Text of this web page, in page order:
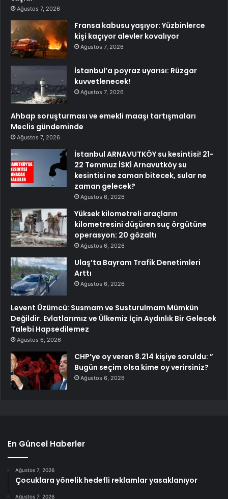
Ağustos 7, 2026
Fransa kabusu yaşıyor: Yüzbinlerce
kişi kaçıyor alevler kovalıyor
Ağustos 7, 2026
İstanbul’a poyraz uyarısı: Rüzgar
kuvvetlenecek!
Ağustos 7, 2026
Ahbap soruşturması ve emekli maaşı tartışmaları
Meclis gündeminde
Ağustos 7, 2026
İstanbul ARNAVUTKÖY su kesintisi! 21-
22 Temmuz İSKİ Arnavutköy su
kesintisi ne zaman bitecek, sular ne
zaman gelecek?
Ağustos 6, 2026
Yüksek kilometreli araçların
kilometresini düşüren suç örgütüne
operasyon: 20 gözaltı
Ağustos 6, 2026
Ulaş’ta Bayram Trafik Denetimleri
Arttı
Ağustos 6, 2026
Levent Üzümcü: Susmam ve Susturulmam Mümkün
Değildir. Evlatlarımız ve Ülkemiz İçin Aydınlık Bir Gelecek
Talebi Hapsedilemez
Ağustos 6, 2026
CHP’ye oy veren 8.214 kişiye soruldu: ”
Bugün seçim olsa kime oy verirsiniz?
Ağustos 6, 2026
En Güncel Haberler
Ağustos 7, 2026
Çocuklara yönelik hedefli reklamlar yasaklanıyor
Ağustos 7, 2026